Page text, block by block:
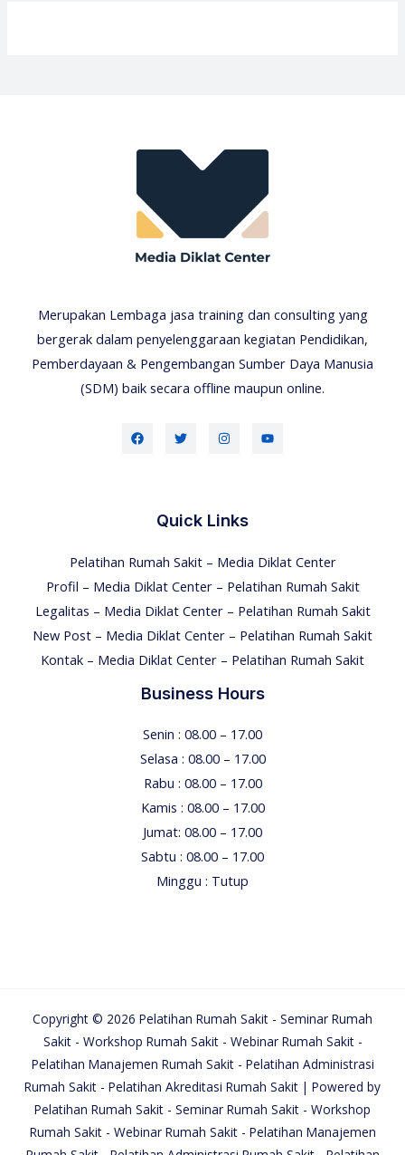
Merupakan Lembaga jasa training dan consulting yang
bergerak dalam penyelenggaraan kegiatan Pendidikan,
Pemberdayaan & Pengembangan Sumber Daya Manusia
(SDM) baik secara offline maupun online.
Quick Links
Pelatihan Rumah Sakit – Media Diklat Center
Profil – Media Diklat Center – Pelatihan Rumah Sakit
Legalitas – Media Diklat Center – Pelatihan Rumah Sakit
New Post – Media Diklat Center – Pelatihan Rumah Sakit
Kontak – Media Diklat Center – Pelatihan Rumah Sakit
Business Hours
Senin : 08.00 – 17.00
Selasa : 08.00 – 17.00
Rabu : 08.00 – 17.00
Kamis : 08.00 – 17.00
Jumat: 08.00 – 17.00
Sabtu : 08.00 – 17.00
Minggu : Tutup
Copyright © 2026 Pelatihan Rumah Sakit - Seminar Rumah
Sakit - Workshop Rumah Sakit - Webinar Rumah Sakit -
Pelatihan Manajemen Rumah Sakit - Pelatihan Administrasi
Rumah Sakit - Pelatihan Akreditasi Rumah Sakit | Powered by
Pelatihan Rumah Sakit - Seminar Rumah Sakit - Workshop
Rumah Sakit - Webinar Rumah Sakit - Pelatihan Manajemen